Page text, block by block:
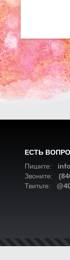
ЕСТЬ
Пишите:
Звоните:
Твитьте: